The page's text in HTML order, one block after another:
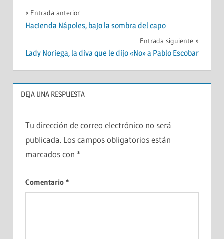
Navegación
entradas
Entrada anterior
Hacienda Nápoles, bajo la sombra del capo
Entrada siguiente
Lady Noriega, la diva que le dijo «No» a Pablo Escobar
DEJA UNA RESPUESTA
Tu dirección de correo electrónico no será
publicada. Los campos obligatorios están
marcados con *
Comentario *